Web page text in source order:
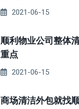
2021-06-15
顺利物业公司整体
重点
2021-06-15
商场清洁外包就找